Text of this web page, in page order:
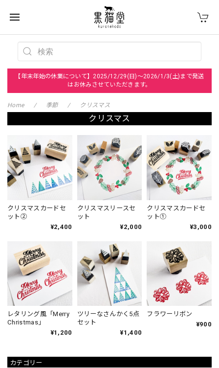
【年末年始の休業について】2025/12/29(日)～2026/1/3(土)まで発送
はお休みさせていただきます。
カテゴリー
Home 季節 クリスマス
クリスマス
クリスマスカードセ
ット②
¥2,400
クリスマスリースセ
ット
¥2,000
クリスマスカードセ
ット①
¥3,000
レタリング風「Merry
Christmas」
¥1,200
ツリーなさんかく5点
セット
¥1,400
フラワーリボン
¥900